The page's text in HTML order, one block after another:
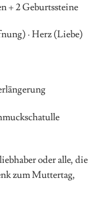
+ 2 Geburtssteine
· Herz (Liebe)
oder alle, die
zum Muttertag,